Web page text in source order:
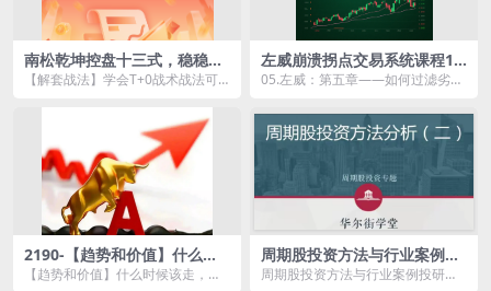
南松乾坤控盘十三式，稳稳的
幸福系列课程，T+0解套战法
【解套战法】学会T+0战术战法可
左威崩溃拐点交易系统课程15
集+左威崩溃拐点交易系统课
05.左威：第五章——如何过滤劣质
大进攻...
2190-【趋势和价值】什么时
候该走，什么该格局 1视频
【趋势和价值】什么时候该走，什
周期股投资方法与行业案例投
研解析【完结】
周期股投资方法与行业案例投研解